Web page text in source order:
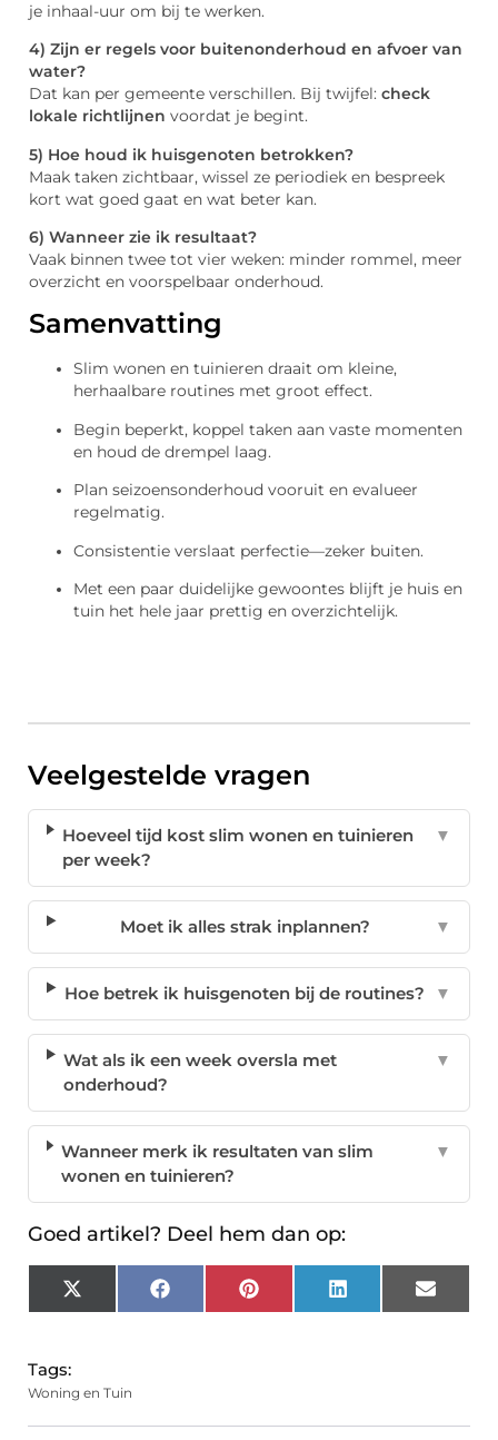
je inhaal-uur om bij te werken.
4) Zijn er regels voor buitenonderhoud en afvoer van
water?
Dat kan per gemeente verschillen. Bij twijfel: check
lokale richtlijnen voordat je begint.
5) Hoe houd ik huisgenoten betrokken?
Maak taken zichtbaar, wissel ze periodiek en bespreek
kort wat goed gaat en wat beter kan.
6) Wanneer zie ik resultaat?
Vaak binnen twee tot vier weken: minder rommel, meer
overzicht en voorspelbaar onderhoud.
Samenvatting
Slim wonen en tuinieren draait om kleine,
herhaalbare routines met groot effect.
Begin beperkt, koppel taken aan vaste momenten
en houd de drempel laag.
Plan seizoensonderhoud vooruit en evalueer
regelmatig.
Consistentie verslaat perfectie—zeker buiten.
Met een paar duidelijke gewoontes blijft je huis en
tuin het hele jaar prettig en overzichtelijk.
Veelgestelde vragen
Hoeveel tijd kost slim wonen en tuinieren
per week?
▼
Moet ik alles strak inplannen? ▼
Hoe betrek ik huisgenoten bij de routines? ▼
Wat als ik een week oversla met
onderhoud?
▼
Wanneer merk ik resultaten van slim
wonen en tuinieren?
▼
Goed artikel? Deel hem dan op:
X
(Twitter)
FacebookPinterest LinkedIn Email
Tags:
Woning en Tuin